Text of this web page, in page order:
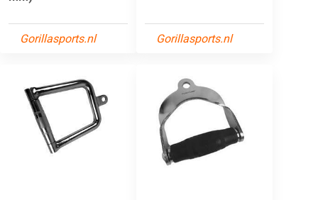
Gorillasports.nl Gorillasports.nl